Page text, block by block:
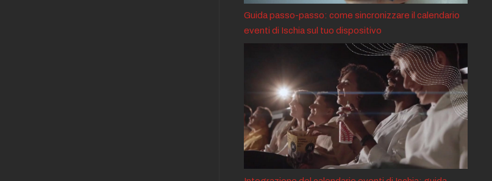
Guida passo-passo: come sincronizzare il calendario
eventi di Ischia sul tuo dispositivo